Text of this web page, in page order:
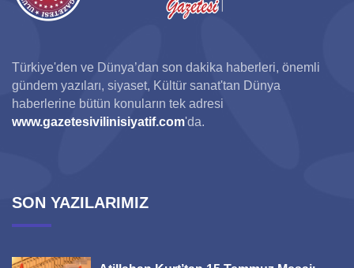
Türkiye'den ve Dünya’dan son dakika haberleri, önemli
gündem yazıları, siyaset, Kültür sanat'tan Dünya
haberlerine bütün konuların tek adresi
www.gazetesivilinisiyatif.com'da.
SON YAZILARIMIZ